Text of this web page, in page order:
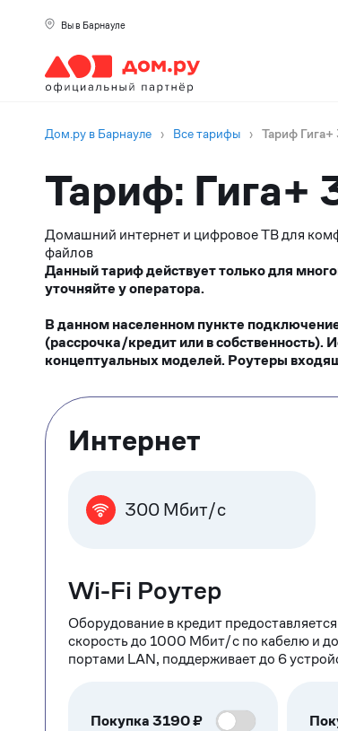
Вы в Барнауле
Дом.ру в Барнауле › Все тарифы › Тариф
Тариф: Гига+
Домашний интернет и цифровое ТВ для
файлов
Данный тариф действует только для
уточняйте у оператора.
В данном населенном пункте
(рассрочка/кредит или в собственность).
концептуальных моделей. Роутеры
Тарифные
опции
Интернет
300 Мбит/с
Wi-Fi Роутер
Оборудование в кредит
скорость до 1000 Мбит/с по кабелю и
портами LAN, поддерживает до 6
Покупка3190₽